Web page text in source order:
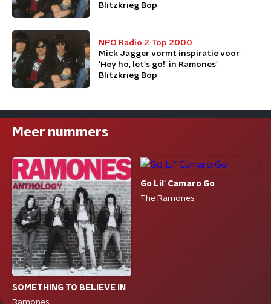
Blitzkrieg Bop
NPO Radio 2 Top 2000
Mick Jagger vormt inspiratie voor
'Hey ho, let's go!' in Ramones'
Blitzkrieg Bop
Meer nummers
SOMETHING TO BELIEVE IN
Ramones
Go Lil' Camaro Go
The Ramones